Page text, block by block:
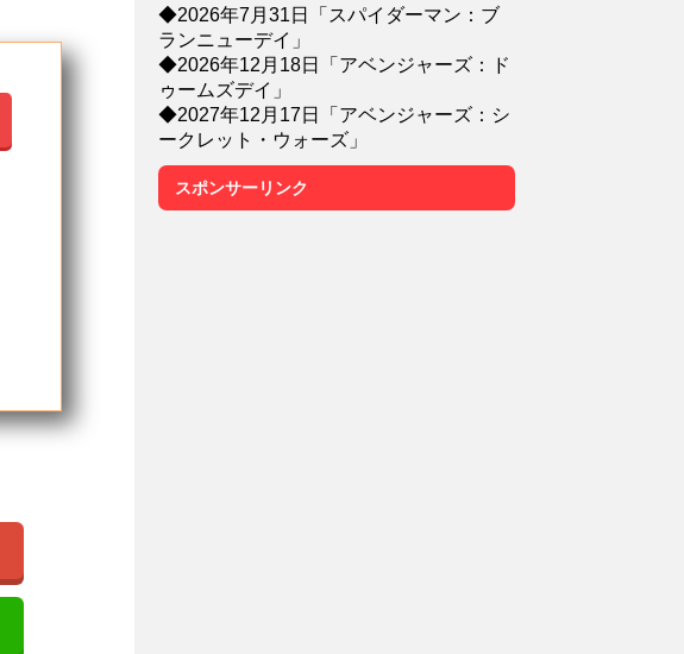
◆2026年7月31日「スパイダーマン：ブ
ランニューデイ」
◆2026年12月18日「アベンジャーズ：ド
ゥームズデイ」
◆2027年12月17日「アベンジャーズ：シ
ークレット・ウォーズ」
スポンサーリンク